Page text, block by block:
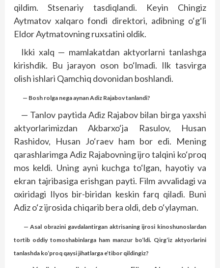
qildim. Stsenariy tasdiqlandi. Keyin Chingiz
Aytmatov xalqaro fondi direktori, adibning o‘g‘li
Eldor Aytmatovning ruxsatini oldik.
Ikki xalq — mamlakatdan aktyorlarni tanlashga
kirishdik. Bu jarayon oson bo‘lmadi. Ilk tasvirga
olish ishlari Qamchiq dovonidan boshlandi.
— Bosh rolga nega aynan Adiz Rajabov tanlandi?
— Tanlov paytida Adiz Rajabov bilan birga yaxshi
aktyorlarimizdan Akbarxo‘ja Rasulov, Husan
Rashidov, Husan Jo‘raev ham bor edi. Mening
qarashlarimga Adiz Rajabovning ijro talqini ko‘proq
mos keldi. Uning ayni kuchga to‘lgan, hayotiy va
ekran tajribasiga erishgan payti. Film avvalidagi va
oxiridagi Ilyos bir-biridan keskin farq qiladi. Buni
Adiz o‘z ijrosida chiqarib bera oldi, deb o‘ylayman.
— Asal obrazini gavdalantirgan aktrisaning ijrosi kinoshunoslardan
tortib oddiy tomoshabinlarga ham manzur bo‘ldi. Qirg‘iz aktyorlarini
tanlashda ko‘proq qaysi jihatlarga e’tibor qildingiz?